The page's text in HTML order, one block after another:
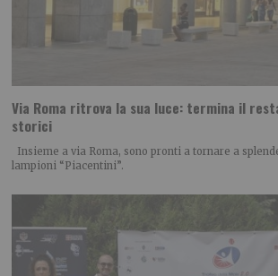
Via Roma ritrova la sua luce: termina il
storici
Insieme a via Roma, sono pronti a tornare a
lampioni “Piacentini”.